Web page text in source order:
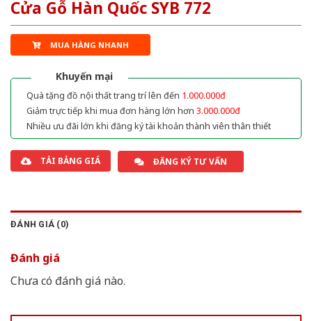
Cửa Gỗ Hàn Quốc SYB 772
MUA HÀNG NHANH
Khuyến mại
Quà tặng đồ nội thất trang trí lên đến 1.000.000đ
Giảm trực tiếp khi mua đơn hàng lớn hơn 3.000.000đ
Nhiều ưu đãi lớn khi đăng ký tài khoản thành viên thân thiết
TẢI BẢNG GIÁ ĐĂNG KÝ TƯ VẤN
ĐÁNH GIÁ (0)
Đánh giá
Chưa có đánh giá nào.